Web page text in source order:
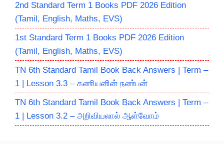
2nd Standard Term 1 Books PDF 2026 Edition
(Tamil, English, Maths, EVS)
1st Standard Term 1 Books PDF 2026 Edition
(Tamil, English, Maths, EVS)
TN 6th Standard Tamil Book Back Answers | Term –
1 | Lesson 3.3 – கணியனின் நண்பன்
TN 6th Standard Tamil Book Back Answers | Term –
1 | Lesson 3.2 – அறிவியலால் ஆள்வோம்